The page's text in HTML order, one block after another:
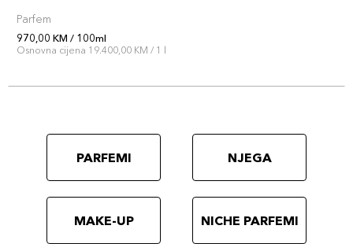
Parfem
970,00 KM / 100ml
Osnovna cijena 19.400,00 KM / 1 l
PARFEMI NJEGA
MAKE-UP NICHE PARFEMI